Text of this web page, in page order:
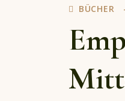
BÜCHER